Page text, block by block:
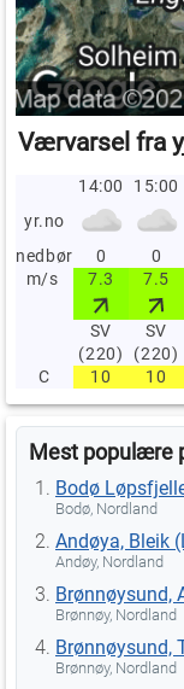
Værvarsel fra
14:00 15:00
yr.no
nedbør
0 0
m/s
7.3 7.5
SV
(220)
SV
(220)
C
10 10
Mest populære
Bodø
Bodø, Nordland
Andøya, Bleik
Andøy, Nordland
Brønnøysund,
Brønnøy, Nordland
Brønnøysund,
Brønnøy, Nordland